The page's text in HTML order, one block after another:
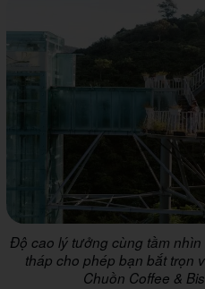
Độ cao lý tưởng cùng tầm
tháp cho phép bạn bắt trọn
Chuồn Coffee &